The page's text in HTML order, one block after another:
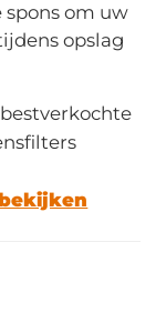
spons om uw
opslag